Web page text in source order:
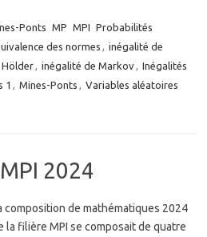
Ponts MP MPI Probabilités
des normes , inégalité de
Hölder, inégalité de Markov, Inégalités
1 , Mines-Ponts , Variables aléatoires
2024
composition de mathématiques 2024
la filière MPI se composait de quatre